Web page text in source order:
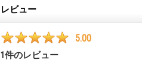
レビュー
5.00
1件のレビュー